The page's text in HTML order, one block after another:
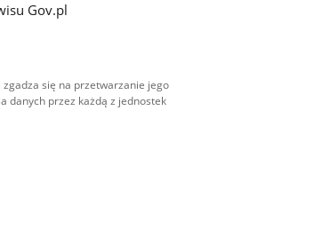
Gov.pl
się na przetwarzanie jego
danych przez każdą z jednostek